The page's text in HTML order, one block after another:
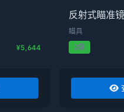
¥5,644
反射式瞄准镜
瞄具
2级